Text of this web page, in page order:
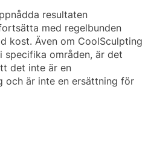
resultaten
med regelbunden
kost. Även om CoolSculpting
specifika områden, är det
det inte är en
och är inte en ersättning för